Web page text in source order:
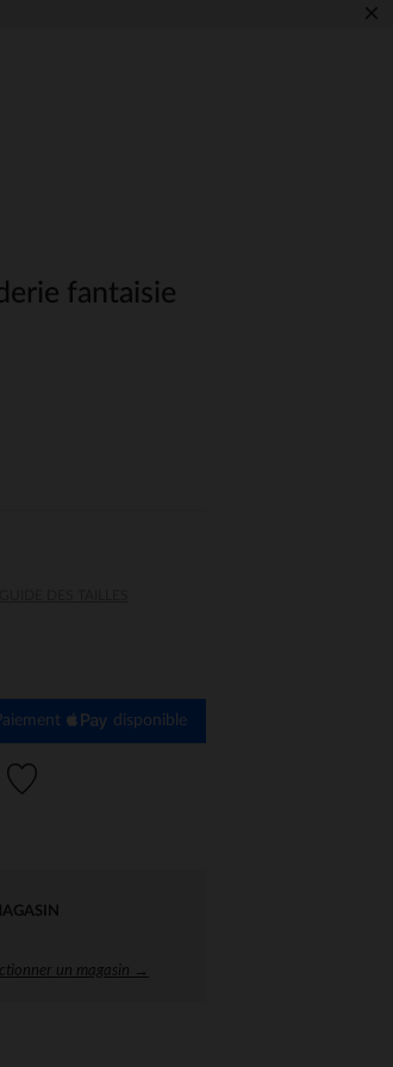
×
fantaisie
disponible
un magasin →